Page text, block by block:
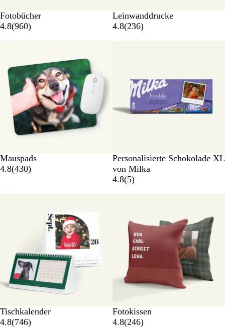
Fotobücher
4.8(960)
Leinwanddrucke
4.8(236)
Mauspads
4.8(430)
Personalisierte Schokolade XL
von Milka
4.8(5)
Tischkalender
4.8(746)
Fotokissen
4.8(246)